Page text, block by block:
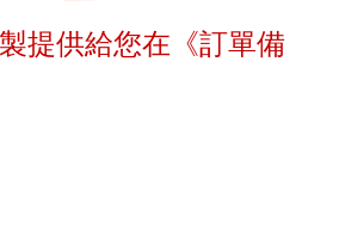
提供給您在《訂單備